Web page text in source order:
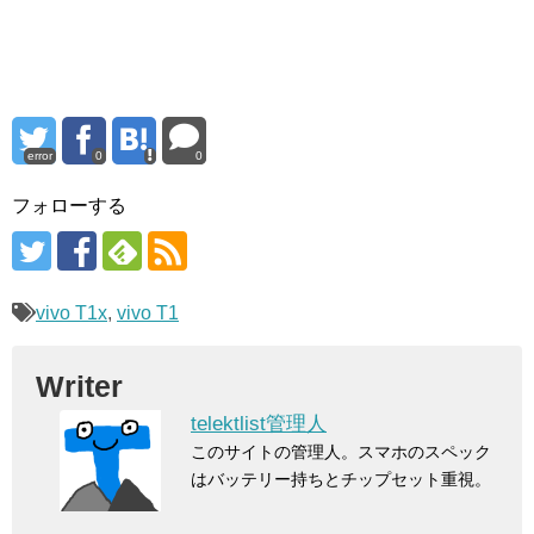
error 0 0
フォローする
vivo T1x, vivo T1
Writer
telektlist管理人
このサイトの管理人。スマホのスペック
はバッテリー持ちとチップセット重視。